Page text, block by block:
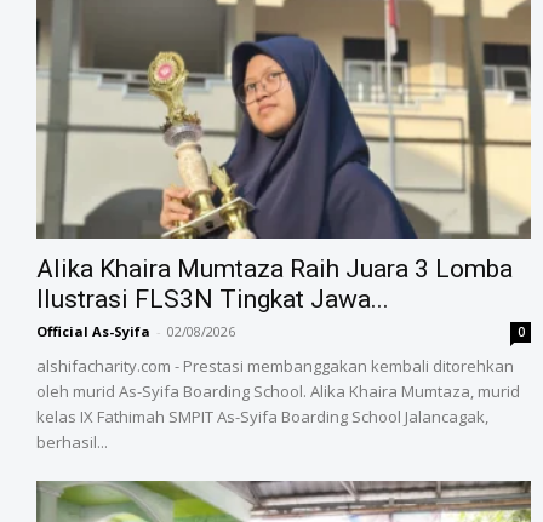
Alika Khaira Mumtaza Raih Juara 3 Lomba
Ilustrasi FLS3N Tingkat Jawa...
Official As-Syifa - 02/08/2026 0
alshifacharity.com - Prestasi membanggakan kembali ditorehkan
oleh murid As-Syifa Boarding School. Alika Khaira Mumtaza, murid
kelas IX Fathimah SMPIT As-Syifa Boarding School Jalancagak,
berhasil...